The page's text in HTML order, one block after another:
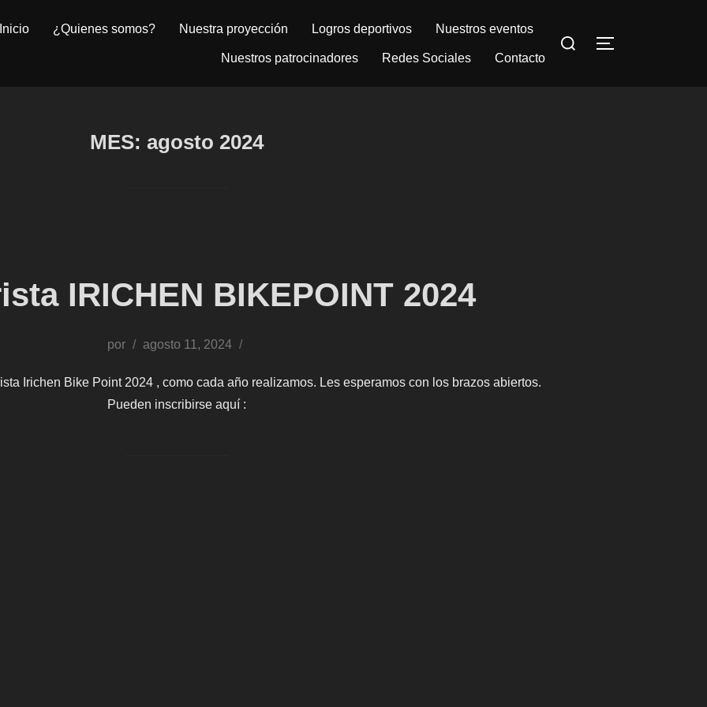
Inicio ¿Quienes somos? Nuestra proyección Logros deportivos Nuestros eventos
Nuestros patrocinadores Redes Sociales Contacto
Buscar:
ALTERNAR
MES: agosto 2024
IRICHEN BIKEPOINT 2024
por
Publicado
agosto 11, 2024
Irichen Bike Point 2024 , como cada año realizamos. Les esperamos con los brazos abiertos.
Pueden inscribirse aquí :